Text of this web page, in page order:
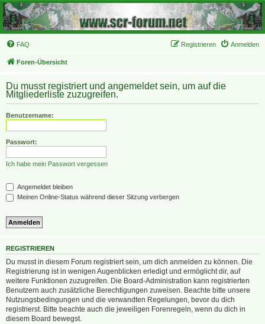
FAQ Anmelden
Registrieren
Foren-Übersicht
Du musst registriert und angemeldet sein, um auf die
Mitgliederliste zuzugreifen.
Benutzername:
Passwort:
Ich habe mein Passwort vergessen
Angemeldet bleiben
Meinen Online-Status während dieser Sitzung verbergen
REGISTRIEREN
Du musst in diesem Forum registriert sein, um dich anmelden zu können. Die
Registrierung ist in wenigen Augenblicken erledigt und ermöglicht dir, auf
weitere Funktionen zuzugreifen. Die Board-Administration kann registrierten
Benutzern auch zusätzliche Berechtigungen zuweisen. Beachte bitte unsere
Nutzungsbedingungen und die verwandten Regelungen, bevor du dich
registrierst. Bitte beachte auch die jeweiligen Forenregeln, wenn du dich in
diesem Board bewegst.